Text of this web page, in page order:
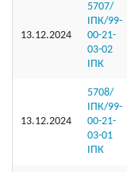
13.12.2024
5707/
ІПК/99-
00-21-
03-02
ІПК
13.12.2024
5708/
ІПК/99-
00-21-
03-01
ІПК